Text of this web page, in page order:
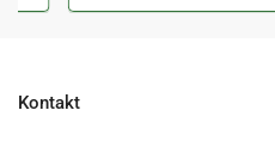
Kontakt